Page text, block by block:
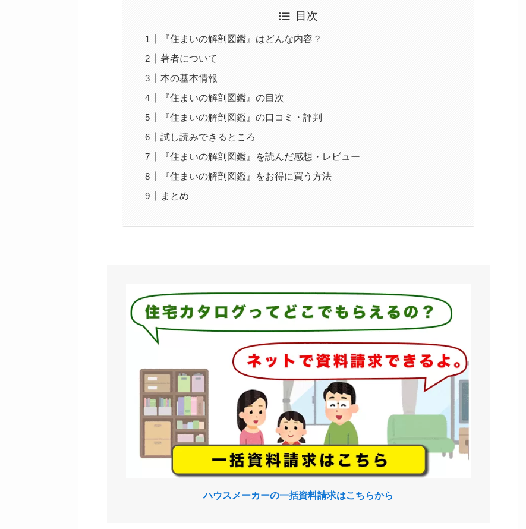
目次
『住まいの解剖図鑑』はどんな内容？
著者について
本の基本情報
『住まいの解剖図鑑』の目次
『住まいの解剖図鑑』の口コミ・評判
試し読みできるところ
『住まいの解剖図鑑』を読んだ感想・レビュー
『住まいの解剖図鑑』をお得に買う方法
まとめ
ハウスメーカーの一括資料請求はこちらから